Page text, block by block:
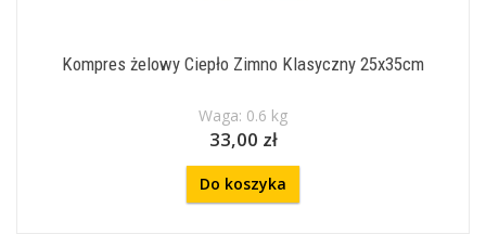
Kompres żelowy Ciepło Zimno Klasyczny 25x35cm
Waga: 0.6 kg
33,00 zł
Do koszyka